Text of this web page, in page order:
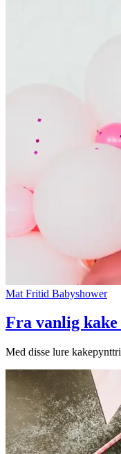
Mat Fritid Babyshower
Fra vanlig kake
Med disse lure